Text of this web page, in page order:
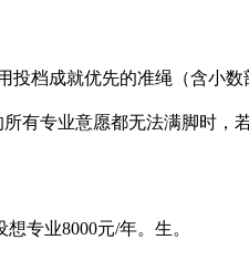
成就优先的准绳（含小
有专业意愿都无法满脚时
专业8000元/年。生。